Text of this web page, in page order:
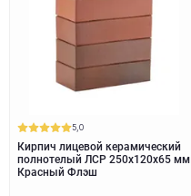
5,0
Кирпич лицевой керамический
полнотелый ЛСР 250х120х65 мм
Красный Флэш